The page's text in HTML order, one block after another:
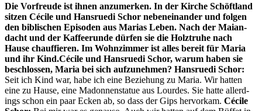
Die Vor­freude ist ihnen anzumerken. In der Kirche Schöft­land
sitzen Cécile und Han­srue­di Schor nebeneinan­der und fol­gen
den bib­lis­chen Episo­den aus Marias Leben. Nach der Maian­
dacht und der Kaf­feerunde dür­fen sie die Holztruhe nach
Hause chauffieren. Im Wohnz­im­mer ist alles bere­it für Maria
und ihr Kind.Cécile und Han­srue­di Schor, warum haben sie
beschlossen, Maria bei sich aufzunehmen? Han­srue­di Schor:
Seit ich Kind war, habe ich eine Beziehung zu Maria. Wir hat­ten
eine zu Hause, eine Madon­nen­stat­ue aus Lour­des. Sie hat­te allerd­
ings schon ein paar Eck­en ab, so dass der Gips her­vorkam. Cécile